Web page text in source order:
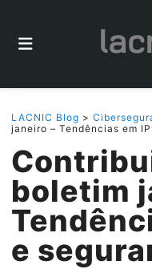
LACNIC Blog >
janeiro – Tendências em
boletim
e